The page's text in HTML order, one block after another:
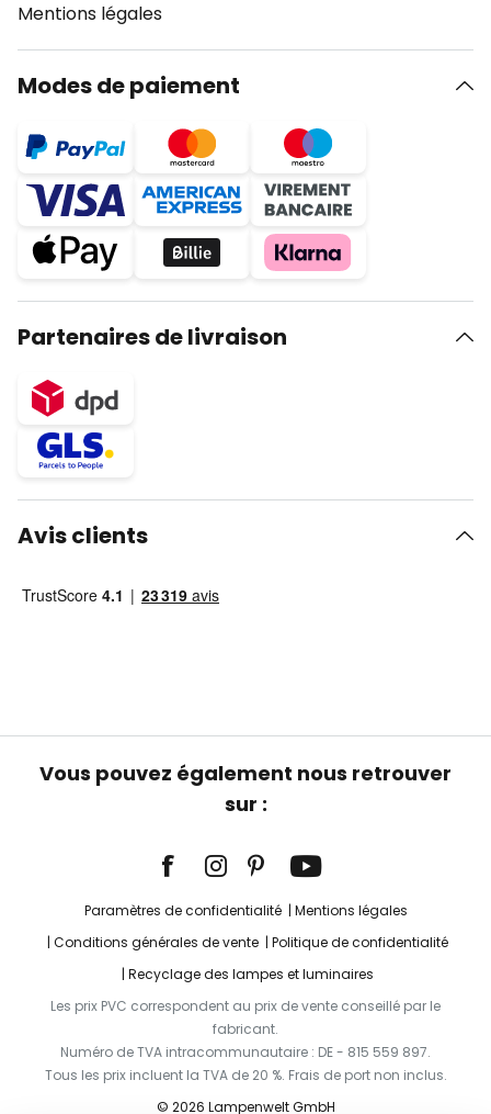
Mentions légales
Modes de paiement
Partenaires de livraison
Avis clients
Vous pouvez également nous retrouver
sur :
Paramètres de confidentialité
Mentions légales
Conditions générales de vente
Politique de confidentialité
Recyclage des lampes et luminaires
Les prix PVC correspondent au prix de vente conseillé par le
fabricant.
Numéro de TVA intracommunautaire : DE - 815 559 897.
Tous les prix incluent la TVA de 20 %. Frais de port non inclus.
© 2026 Lampenwelt GmbH